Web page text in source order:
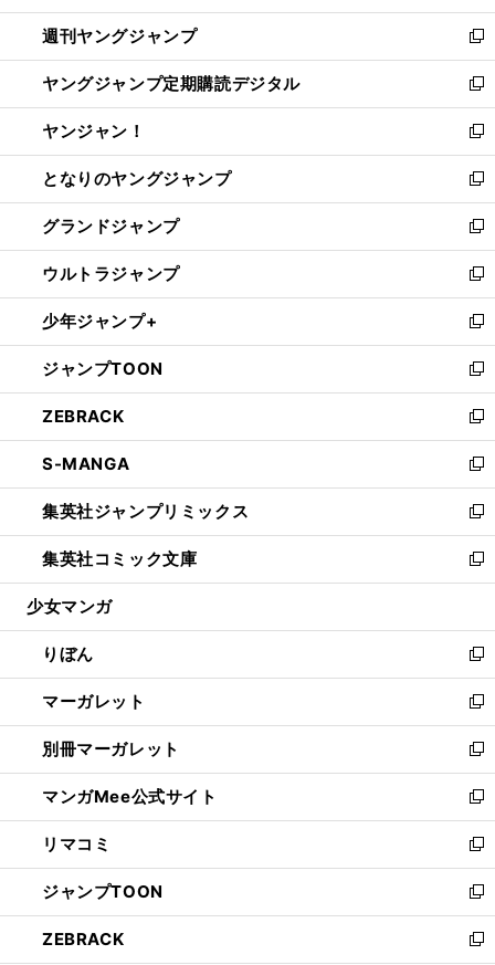
開
く
ウ
で
開
く
ン
ド
ウ
で
開
く
ウ
ィ
ン
ド
ウ
で
開
く
週刊ヤングジャンプ
新
し
い
ウ
ィ
ン
ド
ウ
で
開
く
ヤングジャンプ定期購読デジタル
新
し
い
ウ
ィ
ン
ド
ウ
で
開
く
ヤンジャン！
新
し
い
ウ
ィ
ン
ド
ウ
で
開
く
となりのヤングジャンプ
新
し
い
ウ
ィ
ン
ド
ウ
で
開
く
グランドジャンプ
新
し
い
ウ
ィ
ン
ド
ウ
で
開
く
ウルトラジャンプ
新
し
い
ウ
ィ
ン
ド
ウ
で
開
く
少年ジャンプ+
新
し
い
ウ
ィ
ン
ド
ウ
で
開
く
ジャンプTOON
新
し
い
ウ
ィ
ン
ド
ウ
で
開
ZEBRACK
新
し
い
ウ
ィ
ン
ド
ウ
開
く
S-MANGA
新
し
い
ウ
ィ
ン
ウ
で
開
く
集英社ジャンプリミックス
新
し
い
ウ
ン
ド
ウ
で
開
く
集英社コミック文庫
新
し
ウ
ィ
ン
ド
ウ
で
開
く
少女マンガ
りぼん
新
し
い
ウ
ィ
ン
ド
ウ
で
開
く
マーガレット
新
し
い
ウ
ィ
ン
ド
ウ
で
開
く
別冊マーガレット
新
し
い
ウ
ィ
ン
ド
ウ
で
マンガMee公式サイト
新
し
い
ウ
ィ
ン
ド
リマコミ
新
し
い
ウ
ィ
ジャンプTOON
新
し
い
ZEBRACK
新